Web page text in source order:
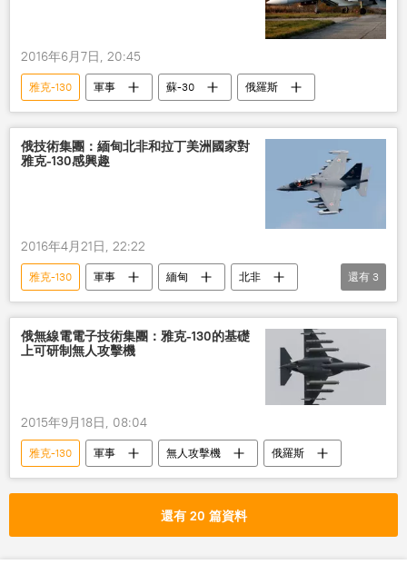
2016年6月7日, 20:45
雅克-130 軍事 蘇-30 俄羅斯
俄技術集團：緬甸北非和拉丁美洲國家對
雅克-130感興趣
2016年4月21日, 22:22
雅克-130 軍事 緬甸
北非
拉丁美國
武器出口 俄羅斯
還有 3
俄無線電電子技術集團：雅克-130的基礎
上可研制無人攻擊機
2015年9月18日, 08:04
雅克-130 軍事 無人攻擊機 俄羅斯
還有 20 篇資料